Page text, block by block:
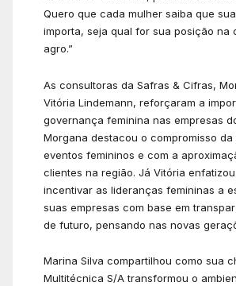
Quero que cada mulher saiba que
importa, seja qual for sua posição na
agro.”
As consultoras da Safras & Cifras,
Vitória Lindemann, reforçaram a
governança feminina nas empresas
Morgana destacou o compromisso da
eventos femininos e com a
clientes na região. Já Vitória
incentivar as lideranças femininas a
suas empresas com base em
de futuro, pensando nas novas
Marina Silva compartilhou como sua
Multitécnica S/A transformou o